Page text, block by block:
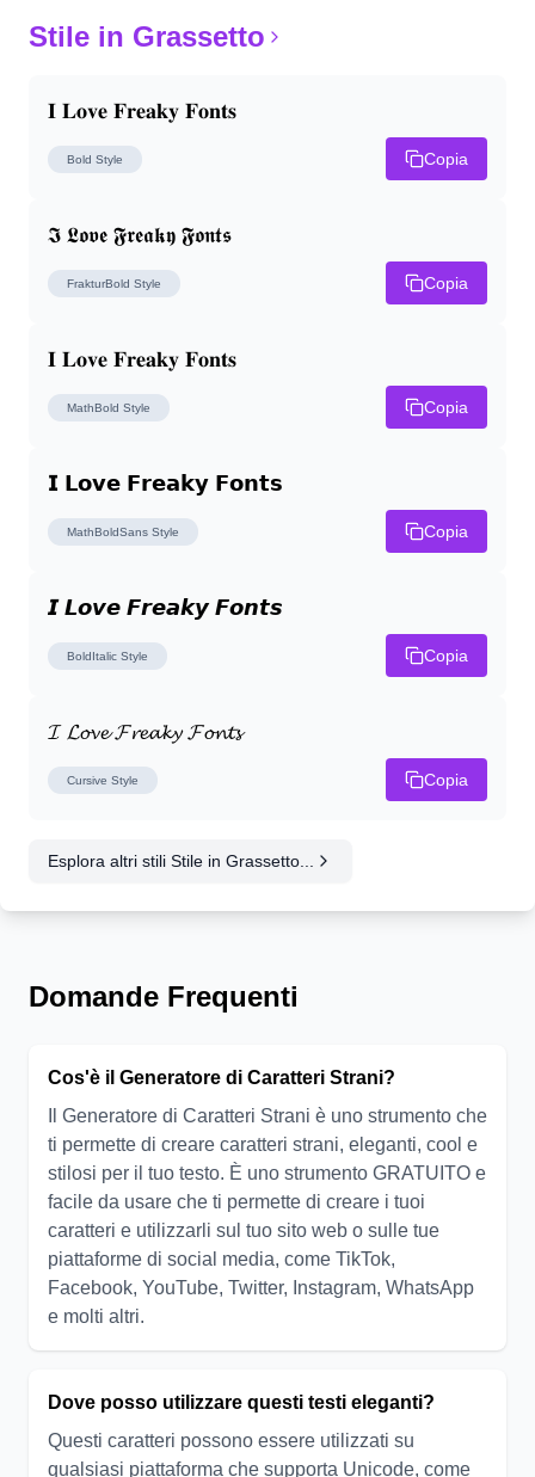
Stile in Grassetto
𝐈 𝐋𝐨𝐯𝐞 𝐅𝐫𝐞𝐚𝐤𝐲 𝐅𝐨𝐧𝐭𝐬
Bold Style Copia
𝕴 𝕷𝖔𝖛𝖊 𝕱𝖗𝖊𝖆𝖐𝖞 𝕱𝖔𝖓𝖙𝖘
FrakturBold Style Copia
𝐈 𝐋𝐨𝐯𝐞 𝐅𝐫𝐞𝐚𝐤𝐲 𝐅𝐨𝐧𝐭𝐬
MathBold Style Copia
𝗜 𝗟𝗼𝘃𝗲 𝗙𝗿𝗲𝗮𝗸𝘆 𝗙𝗼𝗻𝘁𝘀
MathBoldSans Style Copia
𝙄 𝙇𝙤𝙫𝙚 𝙁𝙧𝙚𝙖𝙠𝙮 𝙁𝙤𝙣𝙩𝙨
BoldItalic Style Copia
𝓘 𝓛𝓸𝓿𝓮 𝓕𝓻𝓮𝓪𝓴𝔂 𝓕𝓸𝓷𝓽𝓼
Cursive Style Copia
Esplora altri stili Stile in Grassetto...
Domande Frequenti
Cos'è il Generatore di Caratteri Strani?
Il Generatore di Caratteri Strani è uno strumento che
ti permette di creare caratteri strani, eleganti, cool e
stilosi per il tuo testo. È uno strumento GRATUITO e
facile da usare che ti permette di creare i tuoi
caratteri e utilizzarli sul tuo sito web o sulle tue
piattaforme di social media, come TikTok,
Facebook, YouTube, Twitter, Instagram, WhatsApp
e molti altri.
Dove posso utilizzare questi testi eleganti?
Questi caratteri possono essere utilizzati su
qualsiasi piattaforma che supporta Unicode, come